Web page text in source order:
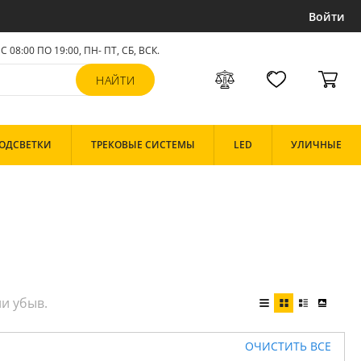
Войти
С 08:00 ПО 19:00, ПН- ПТ,СБ, ВСК.
ТРЕКОВЫЕ СИСТЕМЫ LED УЛИЧНЫЕ
ОЧИСТИТЬ ВСЕ